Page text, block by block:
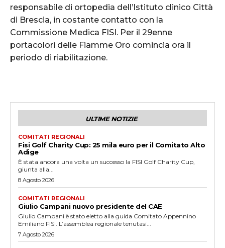
responsabile di ortopedia dell’Istituto clinico Città
di Brescia, in costante contatto con la
Commissione Medica FISI. Per il 29enne
portacolori delle Fiamme Oro comincia ora il
periodo di riabilitazione.
ULTIME NOTIZIE
COMITATI REGIONALI
Fisi Golf Charity Cup: 25 mila euro per il Comitato Alto
Adige
È stata ancora una volta un successo la FISI Golf Charity Cup,
giunta alla...
8 Agosto 2026
COMITATI REGIONALI
Giulio Campani nuovo presidente del CAE
Giulio Campani è stato eletto alla guida Comitato Appennino
Emiliano FISI. L’assemblea regionale tenutasi...
7 Agosto 2026